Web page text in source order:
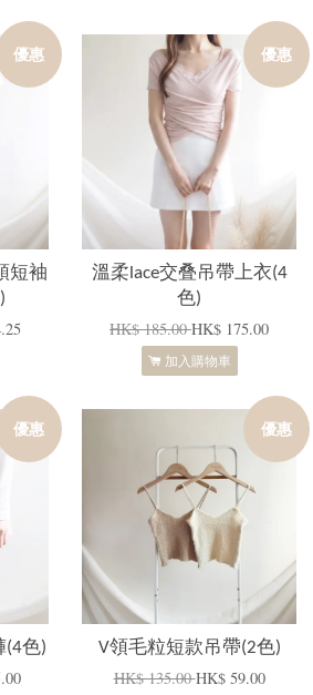
優惠
短袖
優惠
溫柔lace交叠吊帶上衣(4
色)
HK$ 185.00HK$ 175.00
加入購物車
優惠
(4色)
優惠
V領毛粒短款吊帶(2色)
HK$ 135.00HK$ 59.00